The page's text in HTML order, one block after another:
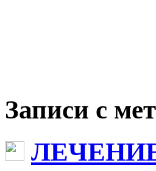
Записи с